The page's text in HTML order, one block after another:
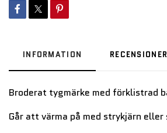
INFORMATION RECENSIONER
Broderat tygmärke med förklistrad
Går att värma på med strykjärn